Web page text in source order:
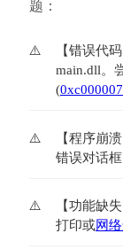
题：
【错误代
main.dll。
(
【程序崩
错误对话框
【功能缺
打印或网